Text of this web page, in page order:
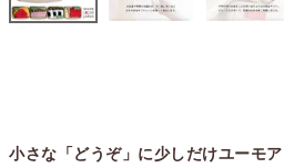
小さな「どうぞ」に少しだけユーモア